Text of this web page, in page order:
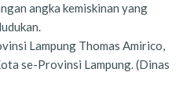
angka kemiskinan yang
Lampung Thomas Amirico,
se-Provinsi Lampung. (Dinas